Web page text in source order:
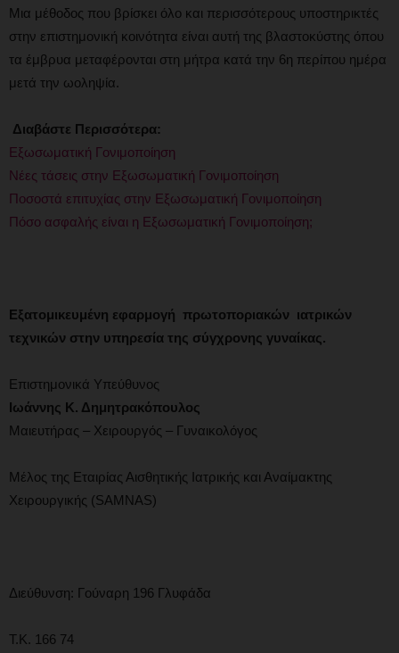
Μια μέθοδος που βρίσκει όλο και περισσότερους υποστηρικτές
στην επιστημονική κοινότητα είναι αυτή της βλαστοκύστης όπου
τα έμβρυα μεταφέρονται στη μήτρα κατά την 6η περίπου ημέρα
μετά την ωοληψία.
Διαβάστε Περισσότερα:
Εξωσωματική Γονιμοποίηση
Νέες τάσεις στην Εξωσωματική Γονιμοποίηση
Ποσοστά επιτυχίας στην Εξωσωματική Γονιμοποίηση
Πόσο ασφαλής είναι η Εξωσωματική Γονιμοποίηση;
Εξατομικευμένη εφαρμογή πρωτοποριακών ιατρικών
τεχνικών στην υπηρεσία της σύγχρονης γυναίκας.
Επιστημονικά Υπεύθυνος
Ιωάννης Κ. Δημητρακόπουλος
Μαιευτήρας – Χειρουργός – Γυναικολόγος
Μέλος της Εταιρίας Αισθητικής Ιατρικής και Αναίμακτης
Χειρουργικής (SAMNAS)
Διεύθυνση: Γούναρη 196 Γλυφάδα
Τ.Κ. 166 74